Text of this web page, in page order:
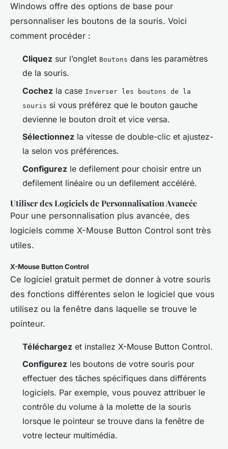
Windows offre des options de base pour
personnaliser les boutons de la souris. Voici
comment procéder :
Cliquez sur l’onglet Boutons dans les paramètres
de la souris.
Cochez la case Inverser les boutons de la
souris si vous préférez que le bouton gauche
devienne le bouton droit et vice versa.
Sélectionnez la vitesse de double-clic et ajustez-
la selon vos préférences.
Configurez le defilement pour choisir entre un
defilement linéaire ou un defilement accéléré.
Utiliser des Logiciels de Personnalisation Avancée
Pour une personnalisation plus avancée, des
logiciels comme X-Mouse Button Control sont très
utiles.
X-Mouse Button Control
Ce logiciel gratuit permet de donner à votre souris
des fonctions différentes selon le logiciel que vous
utilisez ou la fenêtre dans laquelle se trouve le
pointeur.
Téléchargez et installez X-Mouse Button Control.
Configurez les boutons de votre souris pour
effectuer des tâches spécifiques dans différents
logiciels. Par exemple, vous pouvez attribuer le
contrôle du volume à la molette de la souris
lorsque le pointeur se trouve dans la fenêtre de
votre lecteur multimédia.